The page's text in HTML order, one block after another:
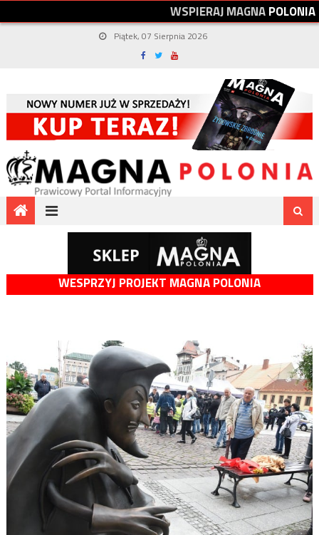
WSPIERAJMAGNAPOLONIA
Piątek, 07 Sierpnia 2026
WESPRZYJ PROJEKT MAGNA POLONIA